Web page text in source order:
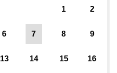
1 2
6 7 8 9
13 14 15 16